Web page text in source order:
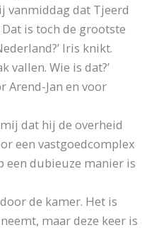
vanmiddag dat Tjeerd
is toch de grootste
Iris knikt.
vallen. Wie is dat?’
Arend-Jan en voor
dat hij de overheid
een vastgoedcomplex
een dubieuze manier is
de kamer. Het is
maar deze keer is